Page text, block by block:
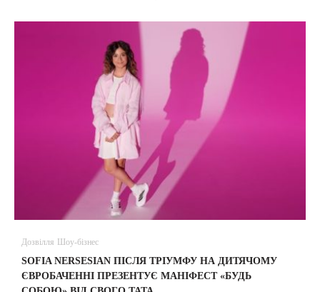
Дозвілля Шоу-бізнес
SOFIA NERSESIAN ПІСЛЯ ТРІУМФУ НА ДИТЯЧОМУ
ЄВРОБАЧЕННІ ПРЕЗЕНТУЄ МАНІФЕСТ «БУДЬ